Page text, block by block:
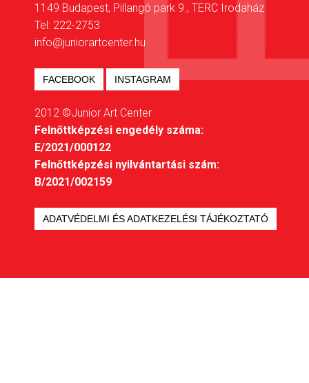
1149 Budapest, Pillangó park 9., TERC Irodaház
Tel: 222-2753
info@juniorartcenter.hu
FACEBOOK INSTAGRAM
2012 ©Junior Art Center
Felnőttképzési engedély száma:
E/2021/000122
Felnőttképzési nyilvántartási szám:
B/2021/002159
ADATVÉDELMI ÉS ADATKEZELÉSI TÁJÉKOZTATÓ